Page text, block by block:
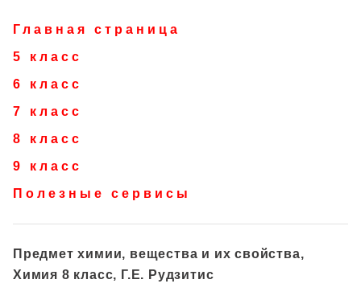
Главная страница
5 класс
6 класс
7 класс
8 класс
9 класс
Полезные сервисы
Предмет химии, вещества и их свойства,
Химия 8 класс, Г.Е. Рудзитис